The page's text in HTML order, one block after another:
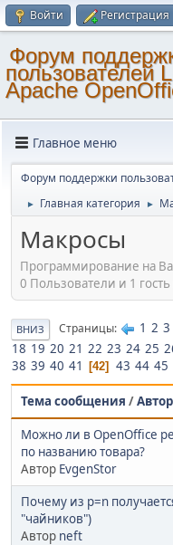
Войти Регистрация
Форум
пользователей
Apache
Главное меню
Форум поддержки
► Главная категория ►
Макросы
Программирование на
0 Пользователи и 1
ВНИЗ Страницы 1 2 3
18 19 20 21 22 23 24 25
38 39 40 41 42 43 44 45
Тема сообщения /Автор
Можно ли в OpenOffice
по названию товара?
Автор EvgenStor
Почему из p=n
"чайников")
Автор neft